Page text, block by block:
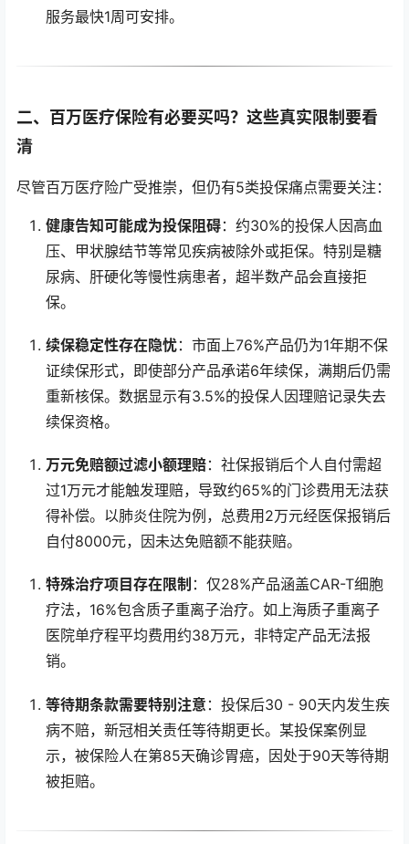
服务最快1周可安排。
二、百万医疗保险有必要买吗？这些真实限制要看
清
尽管百万医疗险广受推崇，但仍有5类投保痛点需要关注：
健康告知可能成为投保阻碍：约30%的投保人因高血
压、甲状腺结节等常见疾病被除外或拒保。特别是糖
尿病、肝硬化等慢性病患者，超半数产品会直接拒
保。
续保稳定性存在隐忧：市面上76%产品仍为1年期不保
证续保形式，即使部分产品承诺6年续保，满期后仍需
重新核保。数据显示有3.5%的投保人因理赔记录失去
续保资格。
万元免赔额过滤小额理赔：社保报销后个人自付需超
过1万元才能触发理赔，导致约65%的门诊费用无法获
得补偿。以肺炎住院为例，总费用2万元经医保报销后
自付8000元，因未达免赔额不能获赔。
特殊治疗项目存在限制 ：仅28%产品涵盖CAR-T细胞
疗法，16%包含质子重离子治疗。如上海质子重离子
医院单疗程平均费用约38万元，非特定产品无法报
销。
等待期条款需要特别注意 ：投保后30 - 90天内发生疾
病不赔，新冠相关责任等待期更长。某投保案例显
示，被保险人在第85天确诊胃癌，因处于90天等待期
被拒赔。